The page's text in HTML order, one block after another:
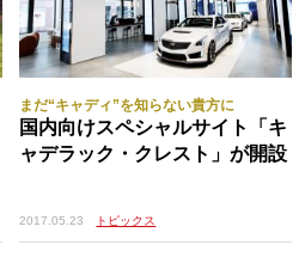
まだ“キャディ”を知らない貴方に
国内向けスペシャルサイト「キ
ャデラック・クレスト」が開設
2017.05.23 トピックス